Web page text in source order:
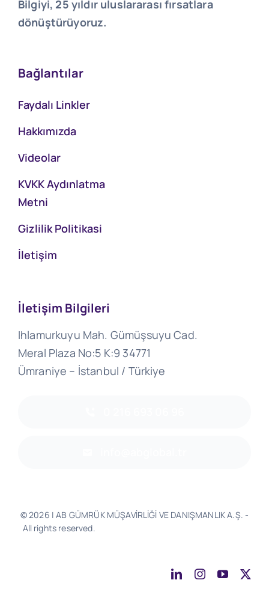
Bilgiyi, 25 yıldır uluslararası fırsatlara
dönüştürüyoruz.
Bağlantılar
Faydalı Linkler
Hakkımızda
Videolar
KVKK Aydınlatma
Metni
Gizlilik Politikasi
İletişim
İletişim Bilgileri
Ihlamurkuyu Mah. Gümüşsuyu Cad.
Meral Plaza No:5 K:9 34771
Ümraniye – İstanbul / Türkiye
© 2026 | AB GÜMRÜK MÜŞAVİRLİĞİ VE DANIŞMANLIK A.Ş. -
All rights reserved.